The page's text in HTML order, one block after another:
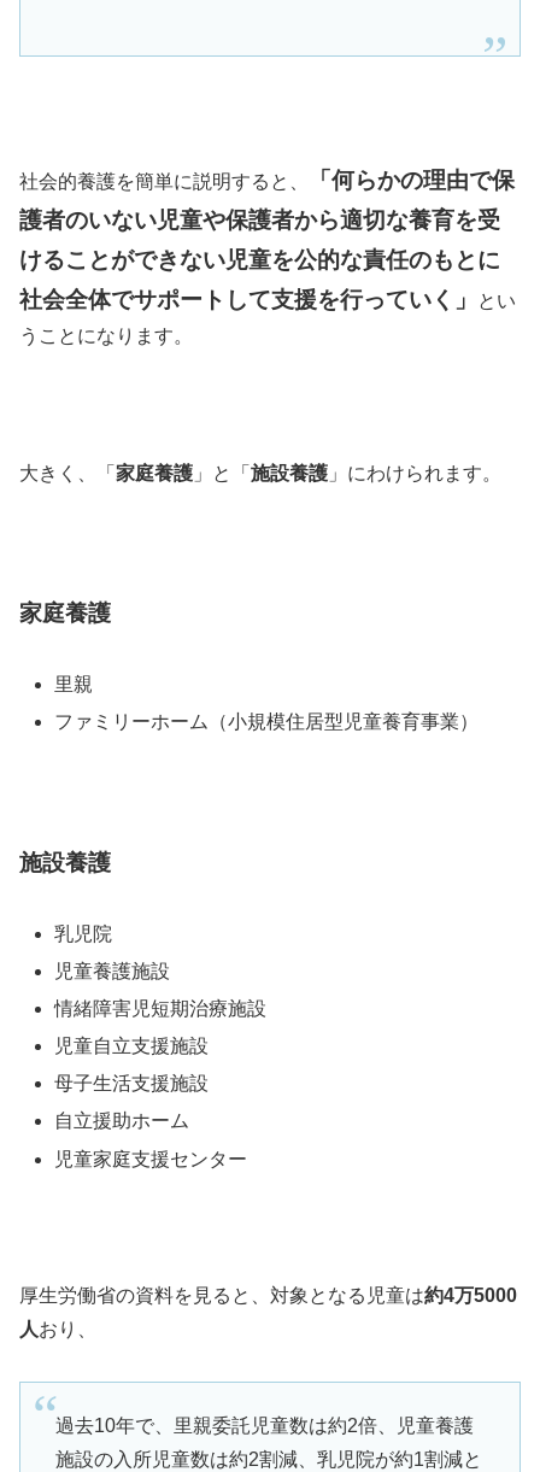
社会的養護を簡単に説明すると、 「 何らかの理由で保
護者のいない児童や保護者から適切な養育を受
けることができない児童を公的な責任のもとに
社会全体でサポートして支援を行っていく
」
とい
うことになります。
大きく、「 家庭養護 」と「 施設養護 」にわけられます。
家庭養護
里親
ファミリーホーム（小規模住居型児童養育事業）
施設養護
乳児院
児童養護施設
情緒障害児短期治療施設
児童自立支援施設
母子生活支援施設
自立援助ホーム
児童家庭支援センター
厚生労働省の資料を見ると、対象となる児童は約4万5000
人おり、
過去10年で、里親委託児童数は約2倍、児童養護
施設の入所児童数は約2割減、乳児院が約1割減と